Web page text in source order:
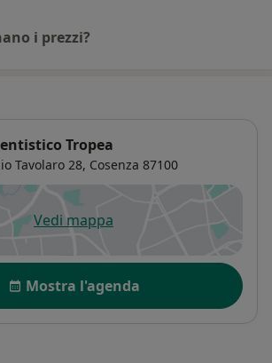
i prezzi?
Tropea
Tavolaro 28, Cosenza 87100
Vedi mappasi apre in una nuova scheda
Mostra l'agenda